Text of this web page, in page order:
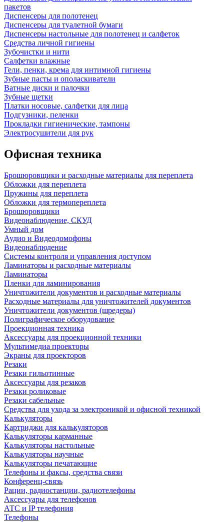
пакетов
Диспенсеры для полотенец
Диспенсеры для туалетной бумаги
Диспенсеры настольные для полотенец и салфеток
Средства личной гигиены
Зубочистки и нити
Салфетки влажные
Гели, пенки, крема для интимной гигиены
Зубные пасты и ополаскиватели
Ватные диски и палочки
Зубные щетки
Платки носовые, салфетки для лица
Подгузники, пеленки
Прокладки гигиенические, тампоны
Электросушители для рук
Офисная техника
Брошюровщики и расходные материалы для переплета
Обложки для переплета
Пружины для переплета
Обложки для термопереплета
Брошюровщики
Видеонаблюдение, СКУД
Умный дом
Аудио и Видеодомофоны
Видеонаблюдение
Системы контроля и управления доступом
Ламинаторы и расходные материалы
Ламинаторы
Пленки для ламинирования
Уничтожители документов и расходные материалы
Расходные материалы для уничтожителей документов
Уничтожители документов (шредеры)
Полиграфическое оборудование
Проекционная техника
Аксессуары для проекционной техники
Мультимедиа проекторы
Экраны для проекторов
Резаки
Резаки гильотинные
Аксессуары для резаков
Резаки роликовые
Резаки сабельные
Средства для ухода за электроникой и офисной техникой
Калькуляторы
Картриджи для калькуляторов
Калькуляторы карманные
Калькуляторы настольные
Калькуляторы научные
Калькуляторы печатающие
Телефоны и факсы, средства связи
Конференц-связь
Рации, радиостанции, радиотелефоны
Аксессуары для телефонов
АТС и IP телефония
Телефоны